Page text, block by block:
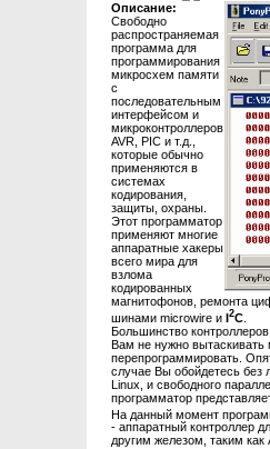
Описание:
Свободно
распространяемая
программа для
программирования
микросхем памяти
с
последовательным
интерфейсом и
микроконтроллеров
AVR, PIC и т.д.,
которые обычно
применяются в
системах
кодирования,
защиты, охраны.
Этот программатор
применяют многие
аппаратные хакеры
всего мира для
взлома
кодированных
магнитофонов, ремонта
шинами microwire и I2C
Большинство
Вам не нужно вытаскивать
перепрограммировать.
случае Вы обойдетесь
Linux, и свободного
программатор
На данный момент
- аппаратный контроллер
другим железом, таким как